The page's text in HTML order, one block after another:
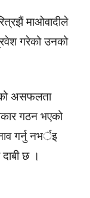
माओवादीले
गरेको उनको
असफलता
गठन भएको
गर्नु नभर्इ
छ ।